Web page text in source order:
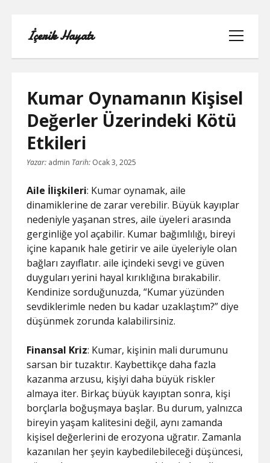
İçerik Hayatı
menüyü
aç
FACEBOOK SAYFA NASIL KURULUR
IGTV IZLENME GÖNDERME HILESI
LISTE
SAYFA LISTESI
TUMBLR TAKIPÇI ARTTIRMA BEDAVA
Kumar Oynamanın Kişisel
Değerler Üzerindeki Kötü
Etkileri
Yazar: admin Tarih: Ocak 3, 2025
Aile İlişkileri: Kumar oynamak, aile
dinamiklerine de zarar verebilir. Büyük kayıplar
nedeniyle yaşanan stres, aile üyeleri arasında
gerginliğe yol açabilir. Kumar bağımlılığı, bireyi
içine kapanık hale getirir ve aile üyeleriyle olan
bağları zayıflatır. aile içindeki sevgi ve güven
duyguları yerini hayal kırıklığına bırakabilir.
Kendinize sorduğunuzda, “Kumar yüzünden
sevdiklerimle neden bu kadar uzaklaştım?” diye
düşünmek zorunda kalabilirsiniz.
Finansal Kriz: Kumar, kişinin mali durumunu
sarsan bir tuzaktır. Kaybettikçe daha fazla
kazanma arzusu, kişiyi daha büyük riskler
almaya iter. Birkaç büyük kayıptan sonra, kişi
borçlarla boğuşmaya başlar. Bu durum, yalnızca
bireyin yaşam kalitesini değil, aynı zamanda
kişisel değerlerini de erozyona uğratır. Zamanla
kazanılan her şeyin kaybedilebileceği düşüncesi,